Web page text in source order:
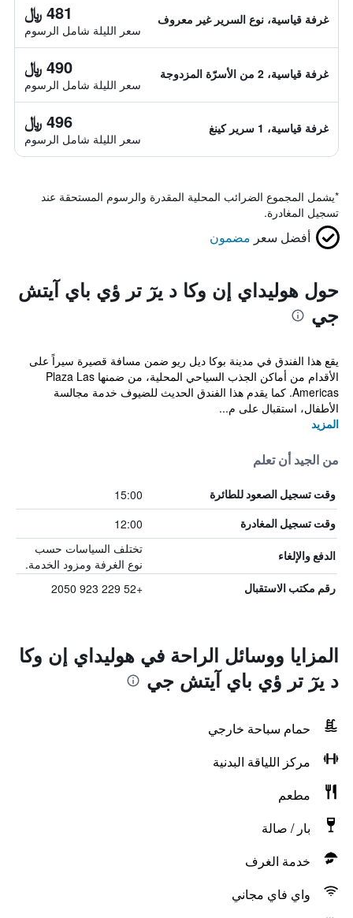
غرفة قياسية، نوع السرير غير معروف 481 ﷼
سعر الليلة شامل الرسوم
غرفة قياسية، 2 من الأسرّة المزدوجة 490 ﷼
سعر الليلة شامل الرسوم
غرفة قياسية، 1 سرير كينغ 496 ﷼
سعر الليلة شامل الرسوم
*يشمل المجموع الضرائب المحلية المقدرة والرسوم المستحقة عند
تسجيل المغادرة.
أفضل سعر مضمون
حول هوليداي إن وكا د يرٓ تر ؤي باي آيتش
جي
يقع هذا الفندق في مدينة بوكا ديل ريو ضمن مسافة قصيرة سيراً على
الأقدام من أماكن الجذب السياحي المحلية، من ضمنها Plaza Las
Americas. كما يقدم هذا الفندق الحديث للضيوف خدمة مجالسة
الأطفال، استقبال على م...
المزيد
من الجيد أن تعلم
وقت تسجيل الصعود للطائرة 15:00
وقت تسجيل المغادرة 12:00
الدفع والإلغاء
تختلف السياسات حسب
نوع الغرفة ومزود الخدمة.
رقم مكتب الاستقبال +52 229 923 2050
المزايا ووسائل الراحة في هوليداي إن وكا
د يرٓ تر ؤي باي آيتش جي
حمام سباحة خارجي
مركز اللياقة البدنية
مطعم
بار / صالة
خدمة الغرف
واي فاي مجاني